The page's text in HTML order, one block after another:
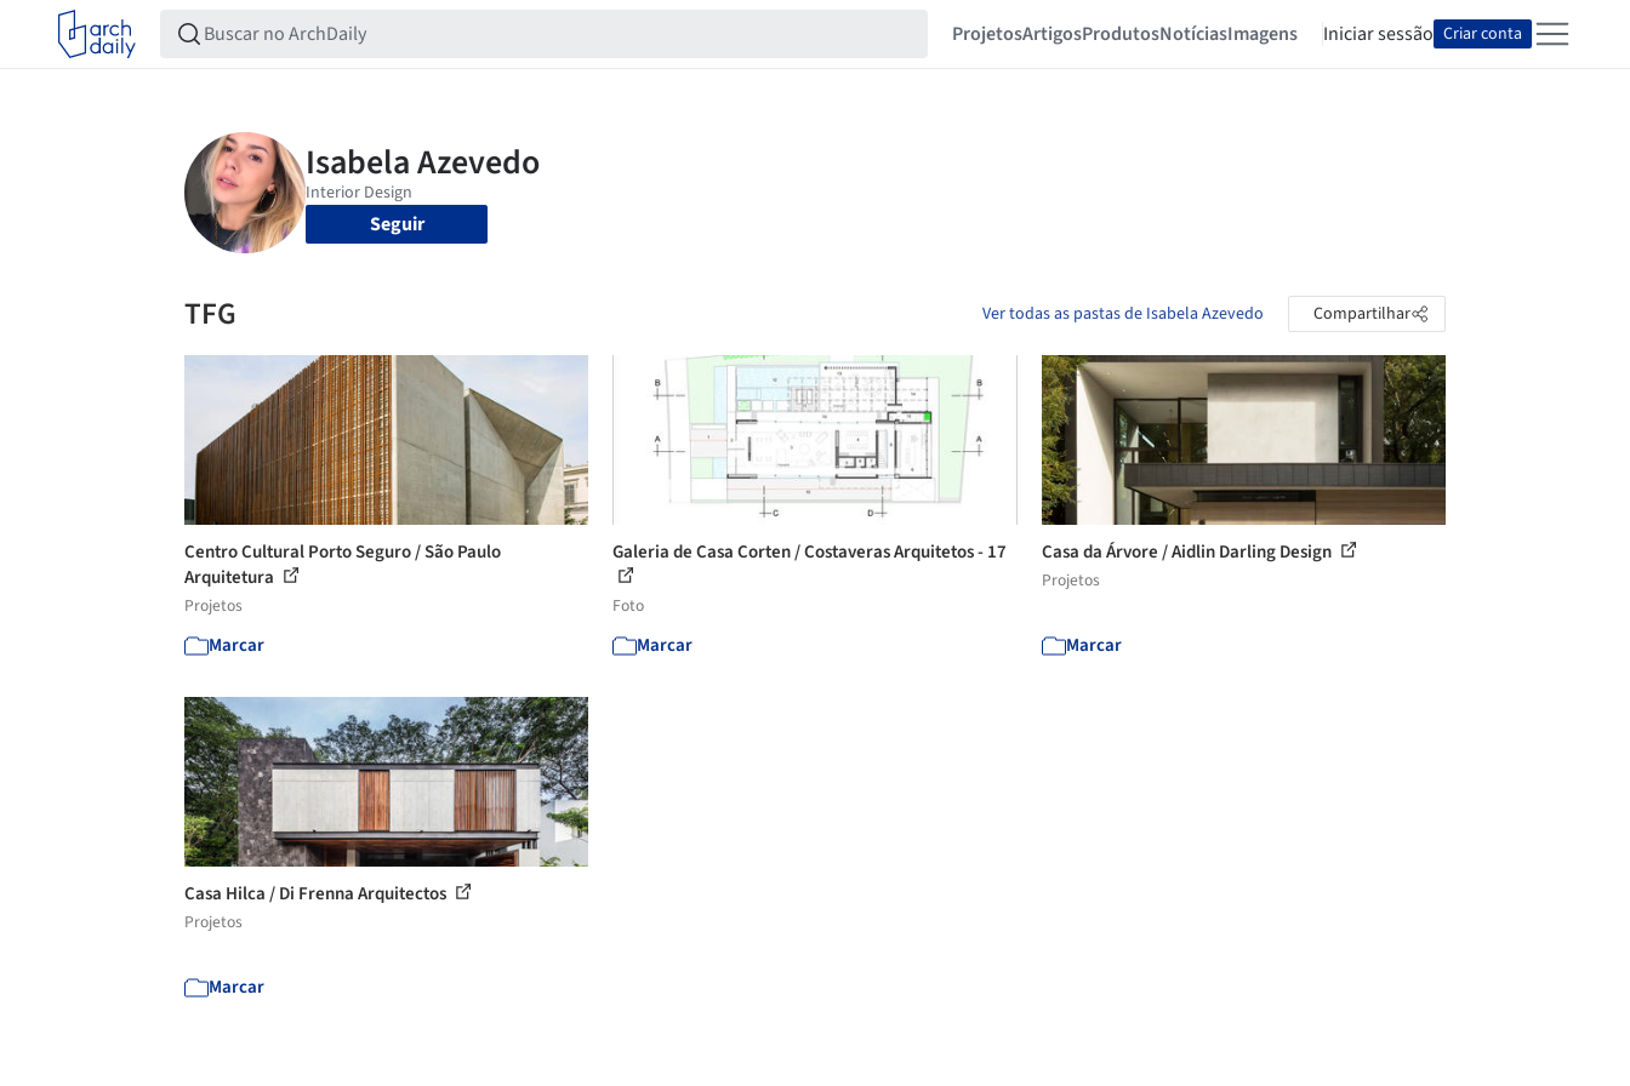
ProjetosArtigosProdutosNotíciasImagens Iniciar sessão Criar conta
Seguir
TFG Ver todas as pastas de Isabela Azevedo Compartilhar
Centro Cultural Porto Seguro / São Paulo
Arquitetura
Projetos
Marcar
Galeria de Casa Corten / Costaveras Arquitetos - 17
Foto
Marcar
Casa da Árvore / Aidlin Darling Design
Projetos
Marcar
Casa Hilca / Di Frenna Arquitectos
Projetos
Marcar